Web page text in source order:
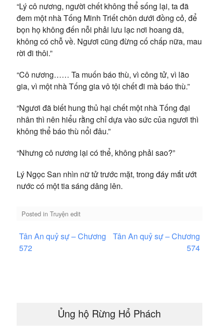
“Lý cô nương, người chết không thể sống lại, ta đã
đem một nhà Tống Minh Triết chôn dưới đồng cỏ, để
bọn họ không đến nỗi phải lưu lạc nơi hoang dã,
không có chỗ về. Ngươi cũng đừng cố chấp nữa, mau
rời đi thôi.”
“Cô nương…… Ta muốn báo thù, vì công tử, vì lão
gia, vì một nhà Tống gia vô tội chết đi mà báo thù.”
“Ngươi đã biết hung thủ hại chết một nhà Tống đại
nhân thì nên hiểu rằng chỉ dựa vào sức của ngươi thì
không thể báo thù nổi đâu.”
“Nhưng cô nương lại có thể, không phải sao?”
Lý Ngọc San nhìn nữ tử trước mặt, trong đáy mắt ướt
nước có một tia sáng dâng lên.
Posted in Truyện edit
Điều
hướng
Tân An quỷ sự – Chương
572
Tân An quỷ sự – Chương
574
Ủng hộ Rừng Hổ Phách